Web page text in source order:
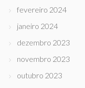
fevereiro 2024
janeiro 2024
dezembro 2023
novembro 2023
outubro 2023